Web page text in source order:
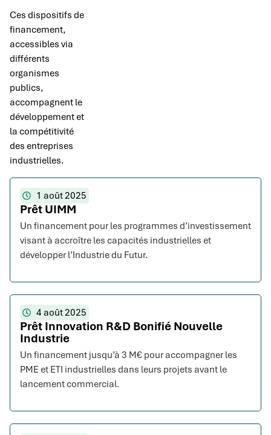
Ces dispositifs de
financement,
accessibles via
différents
organismes
publics,
accompagnent le
développement et
la compétitivité
des entreprises
industrielles.
1 août 2025
Prêt UIMM
Un financement pour les programmes d’investissement
visant à accroître les capacités industrielles et
développer l’Industrie du Futur.
4 août 2025
Prêt Innovation R&D Bonifié Nouvelle
Industrie
Un financement jusqu’à 3 M€ pour accompagner les
PME et ETI industrielles dans leurs projets avant le
lancement commercial.